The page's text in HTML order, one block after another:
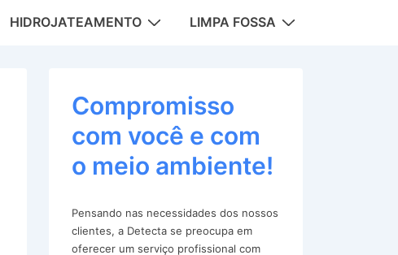
MainHIDROJATEAMENTO LIMPA FOSSA
Compromisso
com você e com
o meio ambiente!
Pensando nas necessidades dos nossos
clientes, a Detecta se preocupa em
oferecer um serviço profissional com